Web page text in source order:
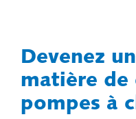
Devenez
matière de
pompes à